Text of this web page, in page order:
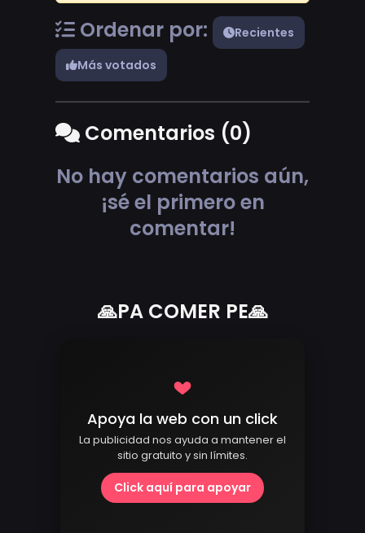
Ordenar por:
Recientes
Más votados
Comentarios (0)
No hay comentarios aún,
¡sé el primero en
comentar!
🙏PA COMER PE🙏
Apoya la web con un click
La publicidad nos ayuda a mantener el
sitio gratuito y sin límites.
Click aquí para apoyar